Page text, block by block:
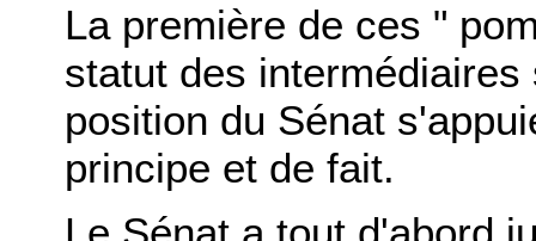
La première de ces "
statut des
position du Sénat
principe et de fait.
Le Sénat a tout d'abord